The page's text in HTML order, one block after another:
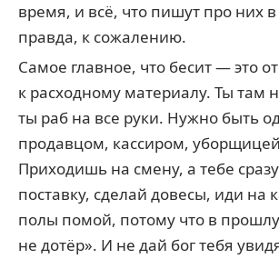
время, и всё, что пишут про них
правда, к сожалению.
Самое главное, что бесит — это
к расходному материалу. Ты там
ты раб на все руки. Нужно быть
продавцом, кассиром,
Приходишь на смену, а тебе
поставку, сделай довесы, иди на
полы помой, потому что в
не дотёр». И не дай бог тебя